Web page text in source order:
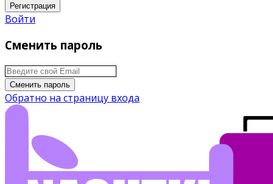
Регистрация
Войти
Сменить пароль
Сменить пароль
Обратно на страницу входа